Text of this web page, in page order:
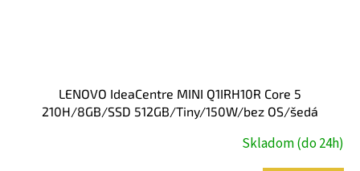
LENOVO IdeaCentre MINI Q1IRH10R Core 5
210H/8GB/SSD 512GB/Tiny/150W/bez OS/šedá
Skladom (do 24h)